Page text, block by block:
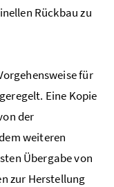
Rückbau zu
für
Eine Kopie
der
weiteren
Übergabe von
zur Herstellung